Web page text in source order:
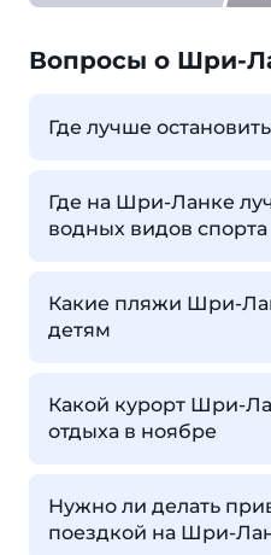
Вопросы о Шри-
Где лучше
Где на Шри-Ланке
водных видов спорта
Какие пляжи Шри-
детям
Какой курорт Шри-
отдыха в ноябре
Нужно ли делать
поездкой на Шри-